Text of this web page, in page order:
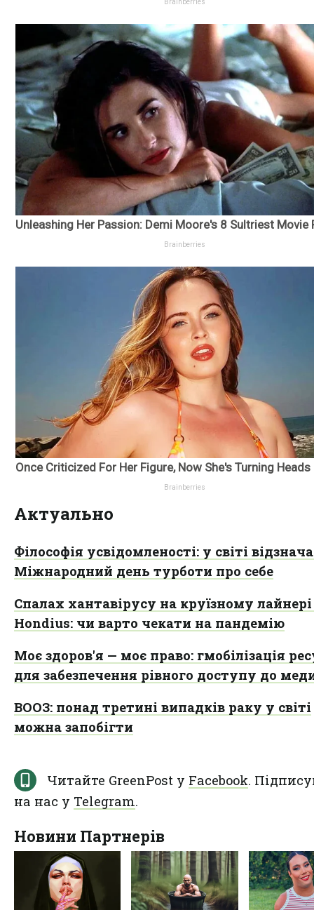
Актуально
Філософія усвідомленості: у світі
Міжнародний день турботи про себе
Спалах хантавірусу на круїзному
Hondius: чи варто чекати на пандемію
Моє здоров'я — моє право: гмобілізація
для забезпечення рівного доступу до
ВООЗ: понад третині випадків раку у світі
можна запобігти
Читайте GreenPost у Facebook.
на нас у Telegram.